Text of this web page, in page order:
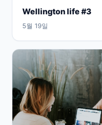
Wellington life #3
5월 19일